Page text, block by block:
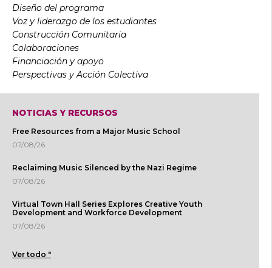
Diseño del programa
Voz y liderazgo de los estudiantes
Construcción Comunitaria
Colaboraciones
Financiación y apoyo
Perspectivas y Acción Colectiva
NOTICIAS Y RECURSOS
Free Resources from a Major Music School
07/08/26
Reclaiming Music Silenced by the Nazi Regime
07/08/26
Virtual Town Hall Series Explores Creative Youth
Development and Workforce Development
07/08/26
Ver todo "